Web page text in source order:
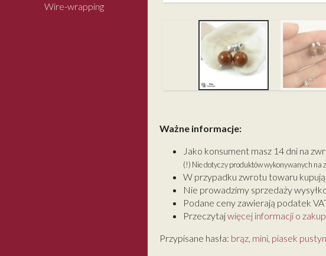
Wire-wrapping
Ważne informacje:
Jako konsument masz 14 dni na
(!) Nie dotyczy produktów wykonywanych na
W przypadku zwrotu towaru
Nie prowadzimy sprzedaży
Podane ceny zawierają podatek
Przeczytajwięcej informacji o
Przypisane hasła: brąz mini piasek